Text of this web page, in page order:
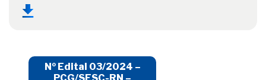
Nº Edital 03/2024 –